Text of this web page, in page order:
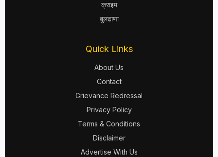
क्राइम
बुलढाणा
Quick Links
About Us
Contact
Grievance Redressal
Privacy Policy
Terms & Conditions
Disclaimer
Advertise With Us